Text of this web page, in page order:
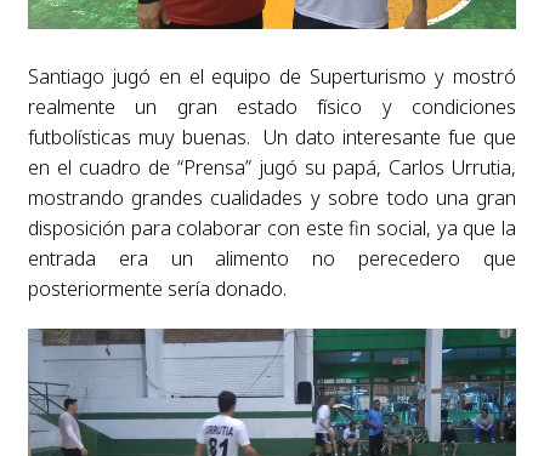
Santiago jugó en el equipo de Superturismo y mostró
realmente un gran estado físico y condiciones
futbolísticas muy buenas. Un dato interesante fue que
en el cuadro de “Prensa” jugó su papá, Carlos Urrutia,
mostrando grandes cualidades y sobre todo una gran
disposición para colaborar con este fin social, ya que la
entrada era un alimento no perecedero que
posteriormente sería donado.